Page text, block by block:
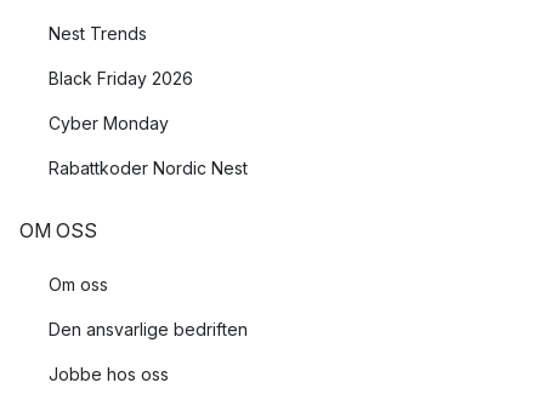
Nest Trends
Black Friday 2026
Cyber Monday
Rabattkoder Nordic Nest
OM OSS
Om oss
Den ansvarlige bedriften
Jobbe hos oss